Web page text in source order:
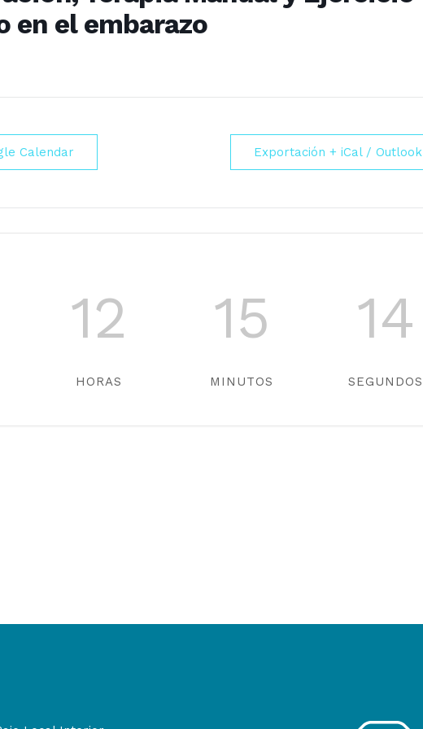
en el embarazo
Calendar Exportación + iCal / Outlook
12
HORAS
15
MINUTOS
14
SEGUNDOS